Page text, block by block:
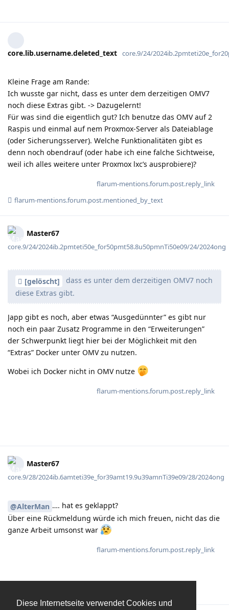
Diese Internetseite verwendet Cookies und
core.lib.username.deleted_text core.9/24/
Kleine Frage am Rande:
Ich wusste gar nicht, dass es unter dem derzeitigen OMV7
noch diese Extras gibt. -> Dazugelernt!
Für was sind die eigentlich gut? Ich benutze das OMV auf 2
Raspis und einmal auf nem Proxmox-Server als Dateiablage
(oder Sicherungsserver). Welche Funktionalitäten gibt es
denn noch obendrauf (oder habe ich eine falche Sichtweise,
weil ich alles weitere unter Proxmox lxc’s ausprobiere)?
flarum-mentions.forum.post.reply_link
flarum-mentions.forum.post.mentioned_by_text
Master67
core.9/24/2024ib.2pmteti50e_for50pmt58.8u50pmnTi50e09/24/2024ong
[gelöscht]
dass es unter dem derzeitigen OMV7 noch
diese Extras gibt.
Japp gibt es noch, aber etwas “Ausgedünnter” es gibt nur
noch ein paar Zusatz Programme in den “Erweiterungen”
der Schwerpunkt liegt hier bei der Möglichkeit mit den
“Extras” Docker unter OMV zu nutzen.
Wobei ich Docker nicht in OMV nutze
flarum-mentions.forum.post.reply_link
Master67
core.9/28/2024ib.6amteti39e_for39amt19.9u39amnTi39e09/28/2024ong
@AlterMan …. hat es geklappt?
Über eine Rückmeldung würde ich mich freuen, nicht das die
ganze Arbeit umsonst war
flarum-mentions.forum.post.reply_link